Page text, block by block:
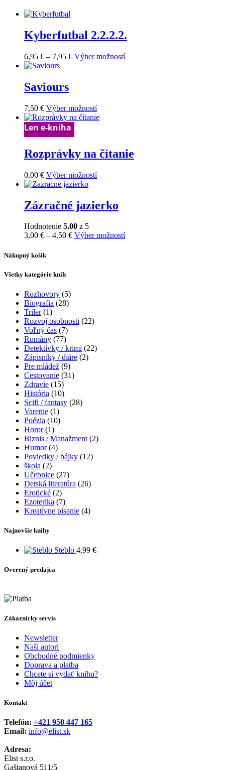
Kyberfutbal 2.2.2.2.
6,95 € – 7,95 €Price
Výber možnostíTento
produktu.
Saviours
7,50 € Výber možnostíTento
produkt
Možnosti
si
môžete
vybrať
produktu.
Len e-kniha
Rozprávky na čítanie
0,00 € Výber možnostíTento
viacero
variantov.
môžete
Zázračné jazierko
Hodnotenie 5.00 z 5
3,00 € – 4,50 €Price
Výber možnostíTento
Nákupný košík
Všetky kategórie kníh
Rozhovory (5)
Biografia (28)
Triler (1)
Rozvoj osobnosti (22)
Voľný čas (7)
Romány (77)
Detektívky / krimi (22)
Zápisníky / diáre (2)
Pre mládež (9)
Cestovanie (31)
Zdravie (15)
História (10)
Scifi / fantasy (28)
Varenie (1)
Poézia (10)
Horor (1)
Biznis / Manažment (2)
Humor (4)
Poviedky / bájky (12)
škola (2)
Učebnice (27)
Detská literatúra (26)
Erotické (2)
Ezoterika (7)
Kreatívne písanie (4)
Najnovšie knihy
Steblo 4,99 €
Overený predajca
Zákaznícky servis
Newsletter
Naši autori
Obchodné podmienky
Doprava a platba
Chcete si vydať knihu?
Môj účet
Kontakt
Telefón: +421 950 447 165
Email: info@elist.sk
Adresa:
Elist s.r.o.
Gaštanová 511/5